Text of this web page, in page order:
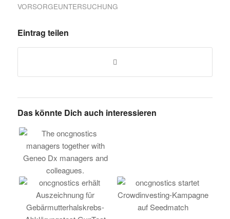
VORSORGEUNTERSUCHUNG
Eintrag teilen
Das könnte Dich auch interessieren